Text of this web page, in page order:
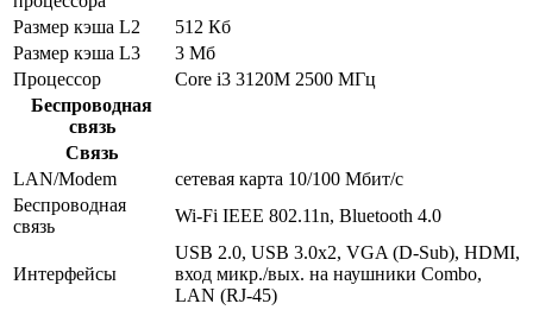
Размер кэша L2
512 Кб
Размер кэша L3
3 Мб
Процессор
Core i3 3120M 2500 МГц
Беспроводная
связь
Связь
LAN/Modem
сетевая карта 10/100 Мбит/c
Беспроводная
связь
Wi-Fi IEEE 802.11n, Bluetooth 4.0
Интерфейсы
USB 2.0, USB 3.0x2, VGA (D-Sub), HDMI,
вход микр./вых. на наушники Combo,
LAN (RJ-45)